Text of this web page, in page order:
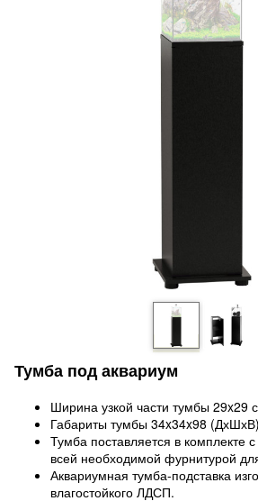
Тумба под аквариум
Ширина узкой части тумбы 29x29
Габариты тумбы 34x34x98
Тумба поставляется в комплекте
всей необходимой фурнитурой
Аквариумная тумба-подставка
влагостойкого ЛДСП.